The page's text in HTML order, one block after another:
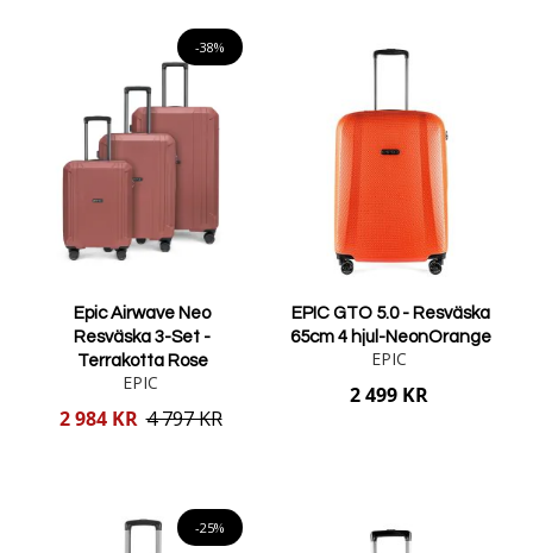
-38%
Epic Airwave Neo
Resväska 3-Set -
Terrakotta Rose
EPIC
Reducerat
2 984 KR 4 797 KR
EPIC GTO 5.0 - Resväska
65cm 4 hjul-NeonOrange
EPIC
2 499 KR
-25%